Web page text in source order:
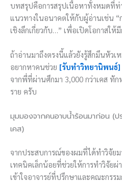
บทสรุปคือการสรุปเนื้อหาทั้งหมดที่ท่
แนวทางในอนาคตให้กับผู้อ่านเช่น “
เชิงลึกเกี่ยวกับ…” เพื่อเปิดโอกาสให้
ถ้าอ่านมาถึงตรงนี้แล้วยังรู้สึกมึนหัวเ
อยากหาคนช่วย [รับทำวิทยานิพนธ์]
จากพี่ที่ผ่านศึกมา 3,000 กว่าเคส ทั
ราย ครับ
มุมมองจากคนอาบน้ำร้อนมาก่อน (
เคส)
จากประสบการณ์ของผมที่ได้ทำวิจัย
เทคนิคเล็กน้อยที่ช่วยให้การทำวิจัย
เข้าใจอาจารย์ที่ปรึกษาและคณะกรร